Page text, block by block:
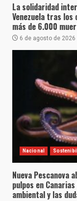
La solidaridad
Venezuela tras
más de 6.000
6 de agosto de 2026
Nacional
Nueva Pescanova
pulpos en
ambiental y las